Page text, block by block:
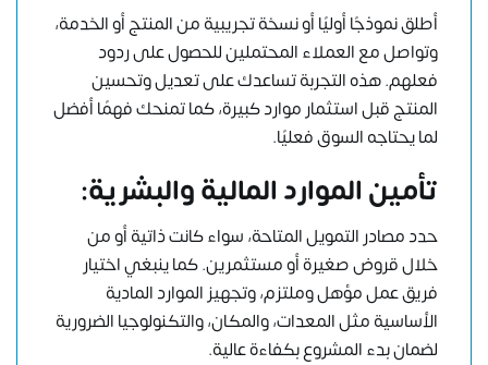
أطلق نموذجًا أوليًا أو نسخة تجريبية من المنتج أو الخدمة،
وتواصل مع العملاء المحتملين للحصول على ردود
فعلهم. هذه التجربة تساعدك على تعديل وتحسين
المنتج قبل استثمار موارد كبيرة، كما تمنحك فهمًا أفضل
لما يحتاجه السوق فعليًا.
تأمين الموارد المالية والبشرية:
حدد مصادر التمويل المتاحة، سواء كانت ذاتية أو من
خلال قروض صغيرة أو مستثمرين. كما ينبغي اختيار
فريق عمل مؤهل وملتزم، وتجهيز الموارد المادية
الأساسية مثل المعدات، والمكان، والتكنولوجيا الضرورية
لضمان بدء المشروع بكفاءة عالية.